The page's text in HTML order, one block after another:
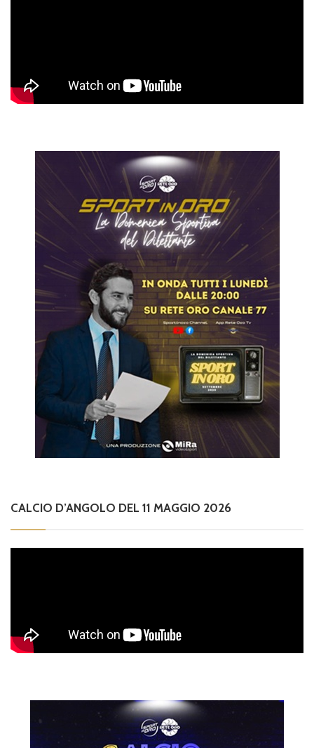
CALCIO D’ANGOLO DEL 11 MAGGIO 2026